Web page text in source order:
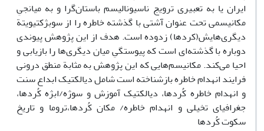
ایران یا به تعبیری ترویج ناسیونالیسم باستان‌گرا و به میانجیِ
مکانیسمی تحت عنوان آشتی با گذشته خاطره را از سوبژکتیویتة
دیگری‌هایش(کردها) زدوده است. هدف از این پژوهش پیوندی
دوباره با گذشته‌ای است که پیوستگیِ میان دیگری‌ها را بازیابی و
احیا می‌کند. مکانیسم‌هایی که این پژوهش به مثابة منطق درونی
فرایند انهدام خاطره بازشناخته است شامل دیالکتیک ابداع سنت
و انهدام خاطره کُردها، دیالکتیک آموزش و سوژه/ابژه کُردها،
جغرافیای تخیلی و انهدام خاطره/ مکان کُردها،تروما و تاریخ
سکوت کُردها